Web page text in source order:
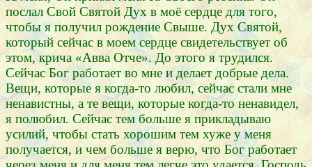
послал Свой Святой Дух в моё сердце для того,
чтобы я получил рождение Свыше. Дух Святой,
который сейчас в моем сердце свидетельствует об
этом, крича «Авва Отче». До этого я трудился.
Сейчас Бог работает во мне и делает добрые дела.
Вещи, которые я когда-то любил, сейчас стали мне
ненавистны, а те вещи, которые когда-то ненавидел,
я полюбил. Сейчас тем больше я прикладываю
усилий, чтобы стать хорошим тем хуже у меня
получается, и чем больше я верю, что Бог работает